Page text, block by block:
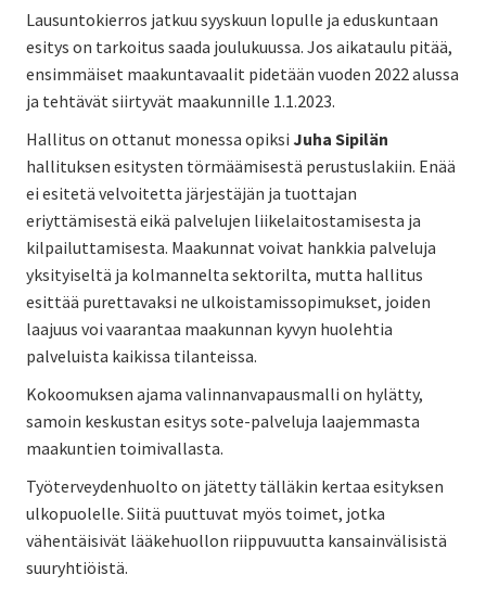
Lausuntokierros jatkuu syyskuun lopulle ja eduskuntaan
esitys on tarkoitus saada joulukuussa. Jos aikataulu pitää,
ensimmäiset maakuntavaalit pidetään vuoden 2022 alussa
ja tehtävät siirtyvät maakunnille 1.1.2023.
Hallitus on ottanut monessa opiksi Juha Sipilän
hallituksen esitysten törmäämisestä perustuslakiin. Enää
ei esitetä velvoitetta järjestäjän ja tuottajan
eriyttämisestä eikä palvelujen liikelaitostamisesta ja
kilpailuttamisesta. Maakunnat voivat hankkia palveluja
yksityiseltä ja kolmannelta sektorilta, mutta hallitus
esittää purettavaksi ne ulkoistamissopimukset, joiden
laajuus voi vaarantaa maakunnan kyvyn huolehtia
palveluista kaikissa tilanteissa.
Kokoomuksen ajama valinnanvapausmalli on hylätty,
samoin keskustan esitys sote-palveluja laajemmasta
maakuntien toimivallasta.
Työterveydenhuolto on jätetty tälläkin kertaa esityksen
ulkopuolelle. Siitä puuttuvat myös toimet, jotka
vähentäisivät lääkehuollon riippuvuutta kansainvälisistä
suuryhtiöistä.